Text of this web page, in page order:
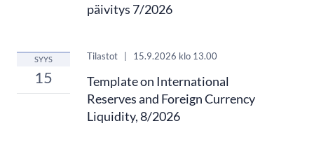
päivitys 7/2026
SYYS
15
Tilastot 15.9.2026 klo 13.00
Template on International
Reserves and Foreign Currency
Liquidity, 8/2026